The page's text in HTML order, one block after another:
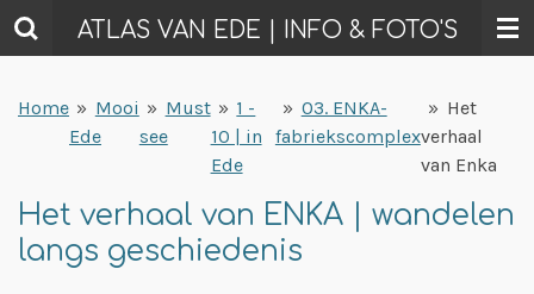
Ga
direct
de
hoofdinhoud
ATLAS VAN EDE | INFO & FOTO'S
Home » Mooi
Ede
» Must
see
» 1 -
10 | in
Ede
» 03. ENKA-
fabriekscomplex
» Het
verhaal
van Enka
Het verhaal van ENKA | wandelen
langs geschiedenis